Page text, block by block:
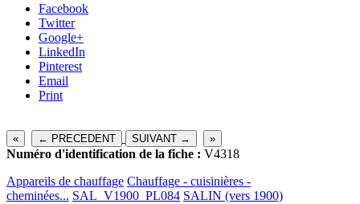
Facebook
Twitter
Google+
LinkedIn
Pinterest
Email
Print
« ← PRECEDENT SUIVANT → »
Numéro d'identification de la fiche : V4318
Appareils de chauffage Chauffage - cuisinières -
cheminées... SAL_V1900_PL084 SALIN (vers 1900)